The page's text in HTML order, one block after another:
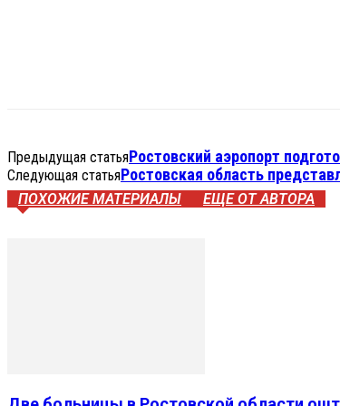
Предыдущая статьяРостовский аэропорт
Следующая статьяРостовская область
ПОХОЖИЕ МАТЕРИАЛЫ ЕЩЕ ОТ АВТОРА